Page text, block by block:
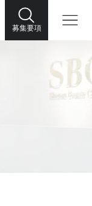
募集要項